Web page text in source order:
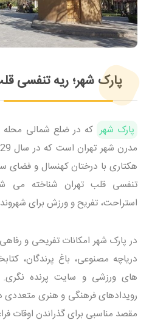
پارک شهر؛ ریه تنفسی
پارک شهر که در ضلع شمالی محله
هکتاری با درختان کهنسال و فضای
تنفسی قلب تهران شناخته می‌
استراحت، تفریح و ورزش برای
در پارک شهر امکانات تفریحی و
دریاچه مصنوعی، باغ پرندگان،
های ورزشی و سایت پرنده‌
رویدادهای فرهنگی و هنری
مقصد مناسبی برای گذراندن اوقات